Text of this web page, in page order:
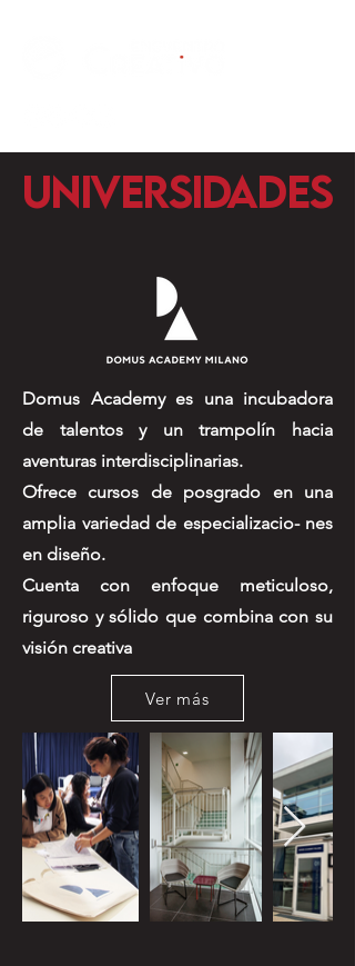
UNIVERSIDADES
Domus Academy es una incubadora
de talentos y un trampolín hacia
aventuras interdisciplinarias.
Ofrece cursos de posgrado en una
amplia variedad de especializacio- nes
en diseño.
Cuenta con enfoque meticuloso,
riguroso y sólido que combina con su
visión creativa
Ver más